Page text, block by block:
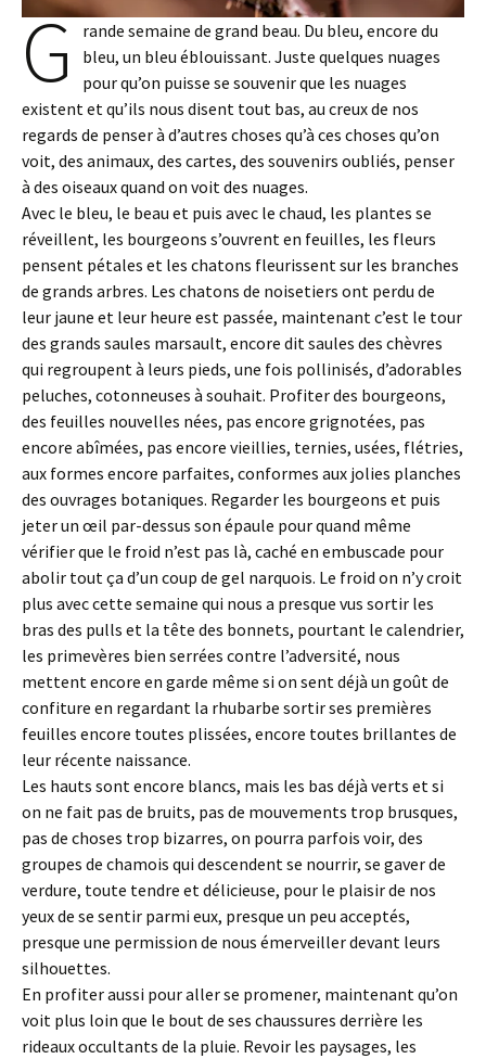
G rande semaine de grand beau. Du bleu, encore du
bleu, un bleu éblouissant. Juste quelques nuages
pour qu’on puisse se souvenir que les nuages
existent et qu’ils nous disent tout bas, au creux de nos
regards de penser à d’autres choses qu’à ces choses qu’on
voit, des animaux, des cartes, des souvenirs oubliés, penser
à des oiseaux quand on voit des nuages.
Avec le bleu, le beau et puis avec le chaud, les plantes se
réveillent, les bourgeons s’ouvrent en feuilles, les fleurs
pensent pétales et les chatons fleurissent sur les branches
de grands arbres. Les chatons de noisetiers ont perdu de
leur jaune et leur heure est passée, maintenant c’est le tour
des grands saules marsault, encore dit saules des chèvres
qui regroupent à leurs pieds, une fois pollinisés, d’adorables
peluches, cotonneuses à souhait. Profiter des bourgeons,
des feuilles nouvelles nées, pas encore grignotées, pas
encore abîmées, pas encore vieillies, ternies, usées, flétries,
aux formes encore parfaites, conformes aux jolies planches
des ouvrages botaniques. Regarder les bourgeons et puis
jeter un œil par-dessus son épaule pour quand même
vérifier que le froid n’est pas là, caché en embuscade pour
abolir tout ça d’un coup de gel narquois. Le froid on n’y croit
plus avec cette semaine qui nous a presque vus sortir les
bras des pulls et la tête des bonnets, pourtant le calendrier,
les primevères bien serrées contre l’adversité, nous
mettent encore en garde même si on sent déjà un goût de
confiture en regardant la rhubarbe sortir ses premières
feuilles encore toutes plissées, encore toutes brillantes de
leur récente naissance.
Les hauts sont encore blancs, mais les bas déjà verts et si
on ne fait pas de bruits, pas de mouvements trop brusques,
pas de choses trop bizarres, on pourra parfois voir, des
groupes de chamois qui descendent se nourrir, se gaver de
verdure, toute tendre et délicieuse, pour le plaisir de nos
yeux de se sentir parmi eux, presque un peu acceptés,
presque une permission de nous émerveiller devant leurs
silhouettes.
En profiter aussi pour aller se promener, maintenant qu’on
voit plus loin que le bout de ses chaussures derrière les
rideaux occultants de la pluie. Revoir les paysages, les